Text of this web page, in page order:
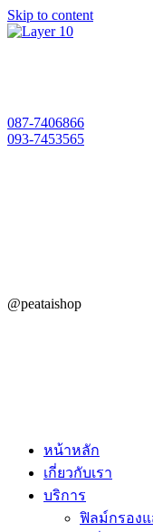
Skip to content
087-7406866
093-7453565
@peataishop
หน้าหลัก
เกี่ยวกับเรา
บริการ
ฟิลม์กรองแ